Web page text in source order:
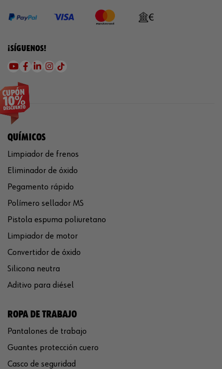
¡SÍGUENOS!
QUÍMICOS
Limpiador de frenos
Eliminador de óxido
Pegamento rápido
Polímero sellador MS
Pistola espuma poliuretano
Limpiador de motor
Convertidor de óxido
Silicona neutra
Aditivo para diésel
ROPA DE TRABAJO
Pantalones de trabajo
Guantes protección cuero
Casco de seguridad